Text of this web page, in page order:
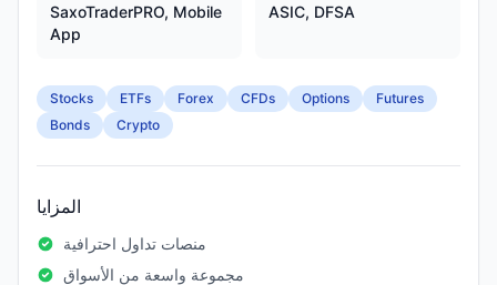
SaxoTraderPRO, Mobile
App
ASIC, DFSA
Stocks ETFs Forex CFDs Options
Futures
Bonds
Crypto
المزايا
منصات تداول احترافية
مجموعة واسعة من الأسواق